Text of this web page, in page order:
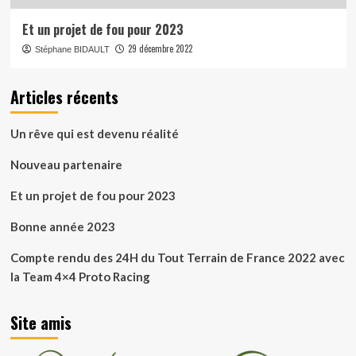
Et un projet de fou pour 2023
Stéphane BIDAULT 29 décembre 2022
Articles récents
Un rêve qui est devenu réalité
Nouveau partenaire
Et un projet de fou pour 2023
Bonne année 2023
Compte rendu des 24H du Tout Terrain de France 2022 avec
la Team 4×4 Proto Racing
Site amis